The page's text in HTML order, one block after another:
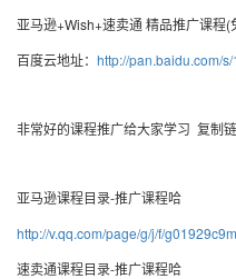
亚马逊+Wish+速卖通 精品推广课程(
百度云地址： http://pan.baidu.com/
非常好的课程推广给大家学习 复制
亚马逊课程目录-推广课程哈
http://v.qq.com/page/g/j/f/
速卖通课程目录-推广课程哈